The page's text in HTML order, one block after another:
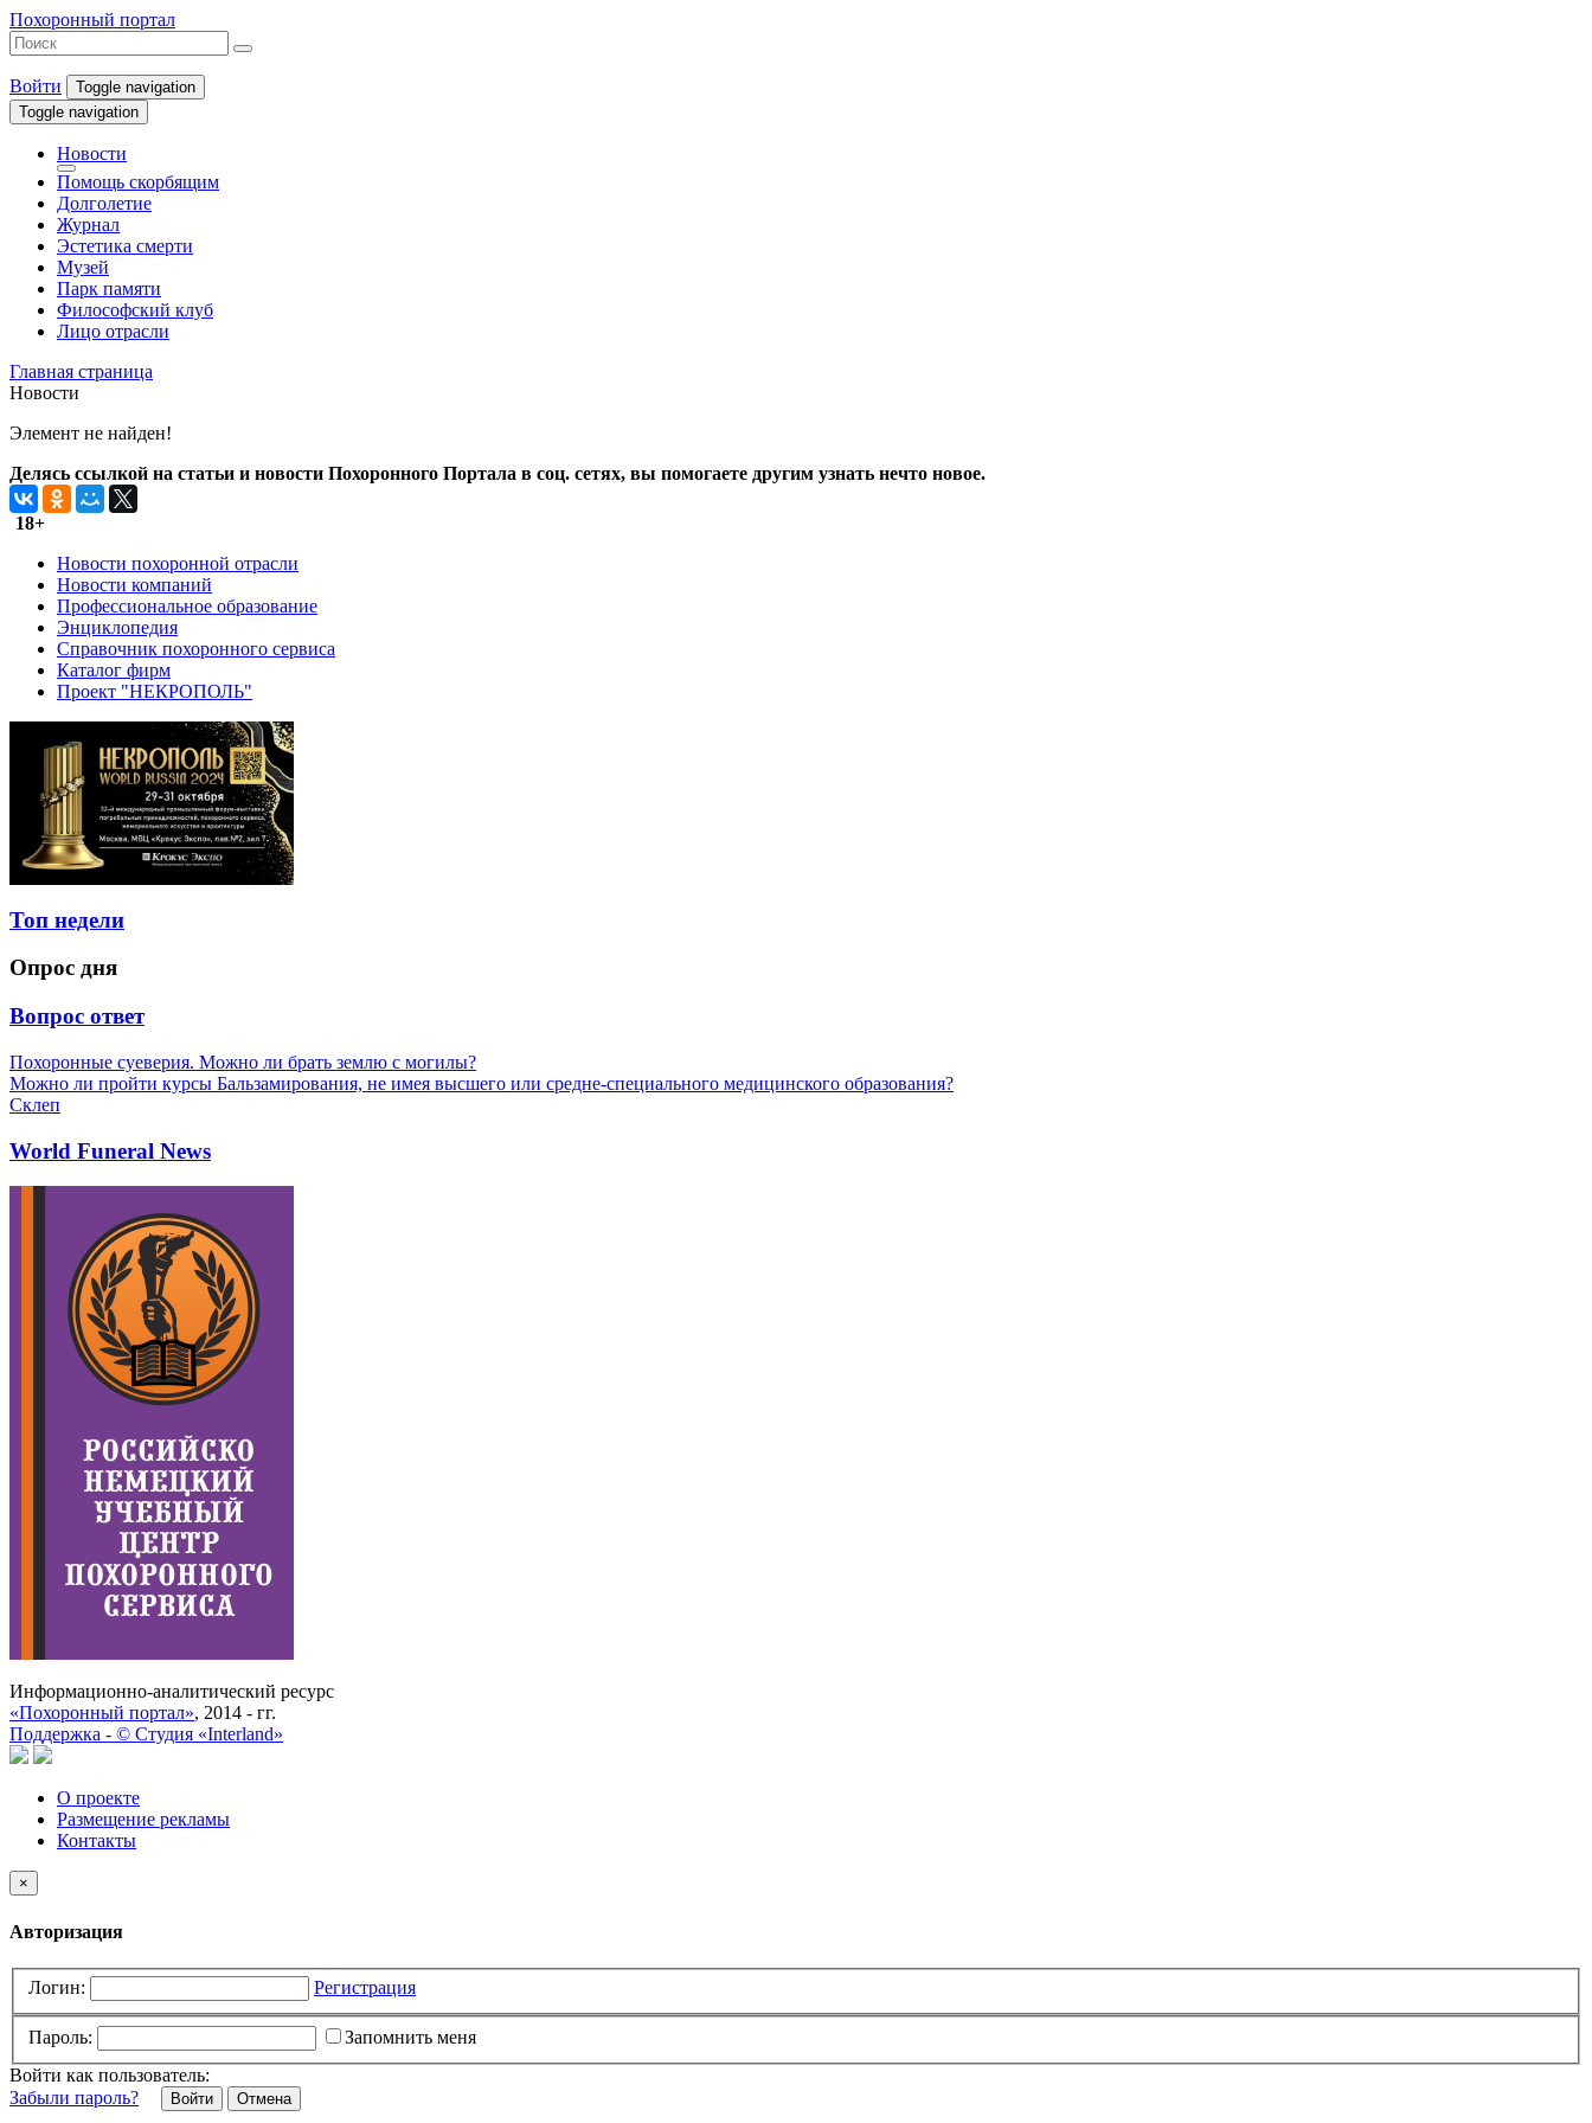
Похоронный портал
Войти
Toggle navigation
Toggle navigation
Новости
Помощь скорбящим
Долголетие
Журнал
Эстетика смерти
Музей
Парк памяти
Философский клуб
Лицо отрасли
Главная страница
Новости
Элемент не найден!
Делясь ссылкой на статьи и новости Похоронного Портала в соц. сетях, вы помогаете другим узнать нечто новое.
18+
Новости похоронной отрасли
Новости компаний
Профессиональное образование
Энциклопедия
Справочник похоронного сервиса
Каталог фирм
Проект "НЕКРОПОЛЬ"
Топ недели
Опрос дня
Вопрос ответ
Похоронные суеверия. Можно ли брать землю с могилы?
Можно ли пройти курсы Бальзамирования, не имея высшего или средне-специального медицинского образования?
Склеп
World Funeral News
Информационно-аналитический ресурс
«Похоронный портал», 2014 - гг.
Поддержка - © Cтудия «Interland»
О проекте
Размещение рекламы
Контакты
×
Авторизация
Логин: Регистрация
Пароль:
Запомнить меня
Войти как пользователь:
Забыли пароль?
Отмена